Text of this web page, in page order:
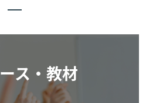
キャンセル期限)
ス・教材